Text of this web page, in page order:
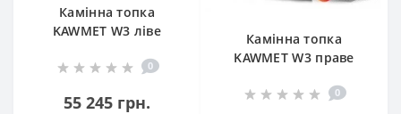
Камінна топка
KAWMET W3 ліве
0
55 245 грн.
Камінна топка
KAWMET W3 праве
0